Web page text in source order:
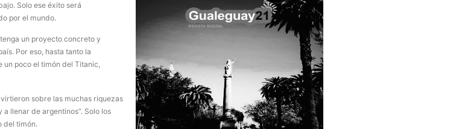
Solo ese éxito será
por el mundo.
un proyecto concreto y
Por eso, hasta tanto la
un poco el timón del Titanic,
sobre las muchas riquezas
llenar de argentinos”. Solo los
del timón.